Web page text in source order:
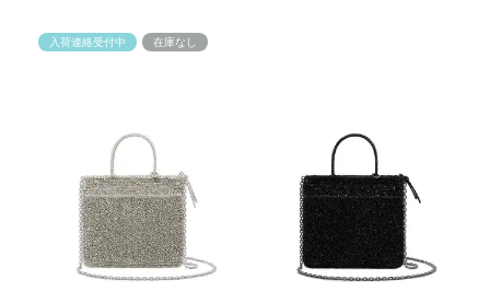
入荷連絡受付中 在庫なし